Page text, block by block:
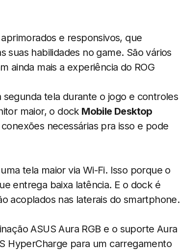
e responsivos, que
habilidades no game. São vários
ainda mais a experiência do ROG
tela durante o jogo e controles
maior, o dock Mobile Desktop
necessárias pra isso e pode
tela maior via Wi-Fi. Isso porque o
entrega baixa latência. E o dock é
acoplados nas laterais do smartphone.
ASUS Aura RGB e o suporte Aura
HyperCharge para um carregamento